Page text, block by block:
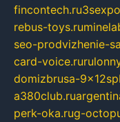
fincontech.ru
rebus-toys.ru
seo-prodvizhenie-
card-voice.ru
domizbrusa-
a380club.ru
perk-oka.rug-